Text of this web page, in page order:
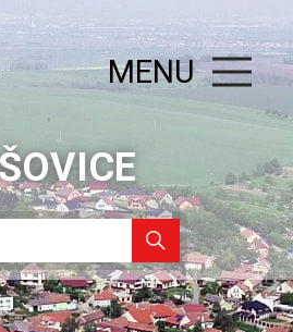
MENU